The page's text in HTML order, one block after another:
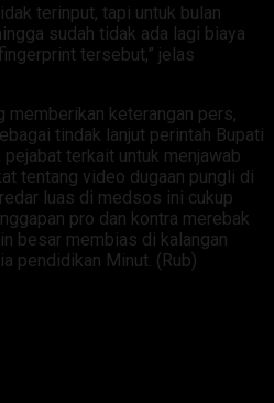
terinput, tapi untuk bulan
sudah tidak ada lagi biaya
tersebut,” jelas
memberikan keterangan pers,
tindak lanjut perintah Bupati
terkait untuk menjawab
tentang video dugaan pungli di
luas di medsos ini cukup
pro dan kontra merebak
besar membias di kalangan
pendidikan Minut. (Rub)